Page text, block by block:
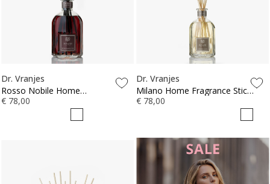
Dr. Vranjes
Rosso Nobile Home
Fragrance Sticks 250ml
€ 78,00
Dr. Vranjes
Milano Home Fragrance Sticks
250ml
€ 78,00